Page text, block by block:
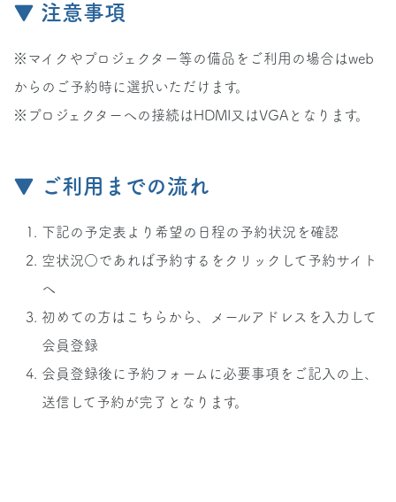
▼ 注意事項
※マイクやプロジェクター等の備品をご利用の場合はweb
からのご予約時に選択いただけます。
※プロジェクターへの接続はHDMI又はVGAとなります。
▼ ご利用までの流れ
下記の予定表より希望の日程の予約状況を確認
空状況○であれば予約するをクリックして予約サイト
へ
初めての方はこちらから、メールアドレスを入力して
会員登録
会員登録後に予約フォームに必要事項をご記入の上、
送信して予約が完了となります。